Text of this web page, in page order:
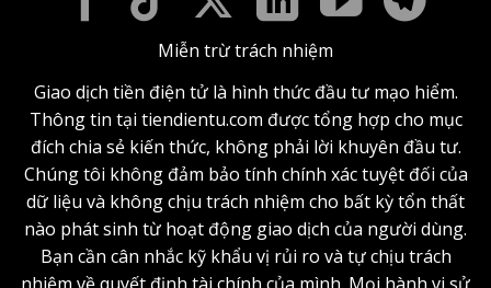
Miễn trừ trách nhiệm
Giao dịch tiền điện tử là hình thức đầu tư mạo hiểm.
Thông tin tại tiendientu.com được tổng hợp cho mục
đích chia sẻ kiến thức, không phải lời khuyên đầu tư.
Chúng tôi không đảm bảo tính chính xác tuyệt đối của
dữ liệu và không chịu trách nhiệm cho bất kỳ tổn thất
nào phát sinh từ hoạt động giao dịch của người dùng.
Bạn cần cân nhắc kỹ khẩu vị rủi ro và tự chịu trách